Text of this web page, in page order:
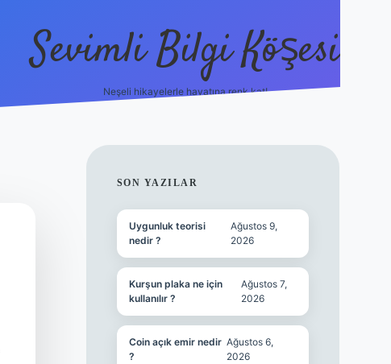
Sevimli Bilgi Köşesi
Neşeli hikayelerle hayatına renk kat!
SIDEBAR
SON YAZILAR
Uygunluk teorisi
nedir ?
Ağustos 9,
2026
Kurşun plaka ne için
kullanılır ?
Ağustos 7,
2026
Coin açık emir nedir
?
Ağustos 6,
2026
hiltonbet güncel giriş